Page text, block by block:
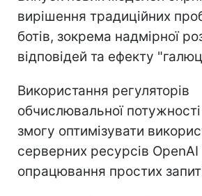
вирішення традиційних
ботів, зокрема надмірної
відповідей та ефекту
Використання регуляторів
обчислювальної
змогу оптимізувати
серверних ресурсів OpenAI
опрацювання простих